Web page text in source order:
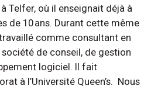
Telfer, où il enseignait déjà à
de 10 ans. Durant cette même
comme consultant en
de conseil, de gestion
logiciel. Il fait
à l’Université Queen’s. Nous